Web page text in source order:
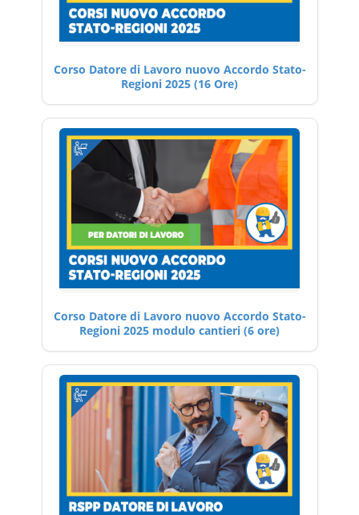
Corso Datore di Lavoro nuovo Accordo Stato-
Regioni 2025 (16 Ore)
Corso Datore di Lavoro nuovo Accordo Stato-
Regioni 2025 modulo cantieri (6 ore)